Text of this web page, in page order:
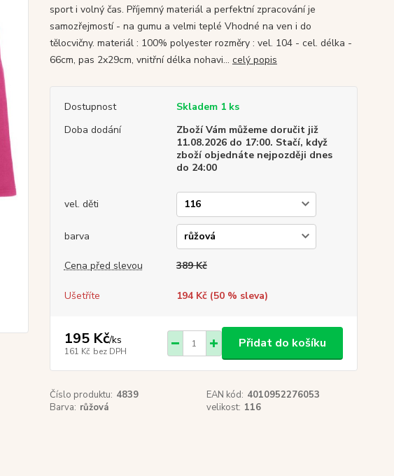
sport i volný čas. Příjemný materiál a perfektní zpracování je
samozřejmostí - na gumu a velmi teplé Vhodné na ven i do
tělocvičny. materiál : 100% polyester rozměry : vel. 104 - cel. délka -
66cm, pas 2x29cm, vnitřní délka nohavi... celý popis
Dostupnost
Skladem 1 ks
Doba dodání
Zboží Vám můžeme doručit již
11.08.2026 do 17:00. Stačí, když
zboží objednáte nejpozději dnes
do 24:00
vel. děti
barva
Cena před slevou 389 Kč
Ušetříte 194 Kč (50% sleva)
195 Kč/ks
161 Kč bez DPH
Přidat do košíku
Číslo produktu: 4839 EAN kód: 4010952276053
Barva: růžová velikost: 116